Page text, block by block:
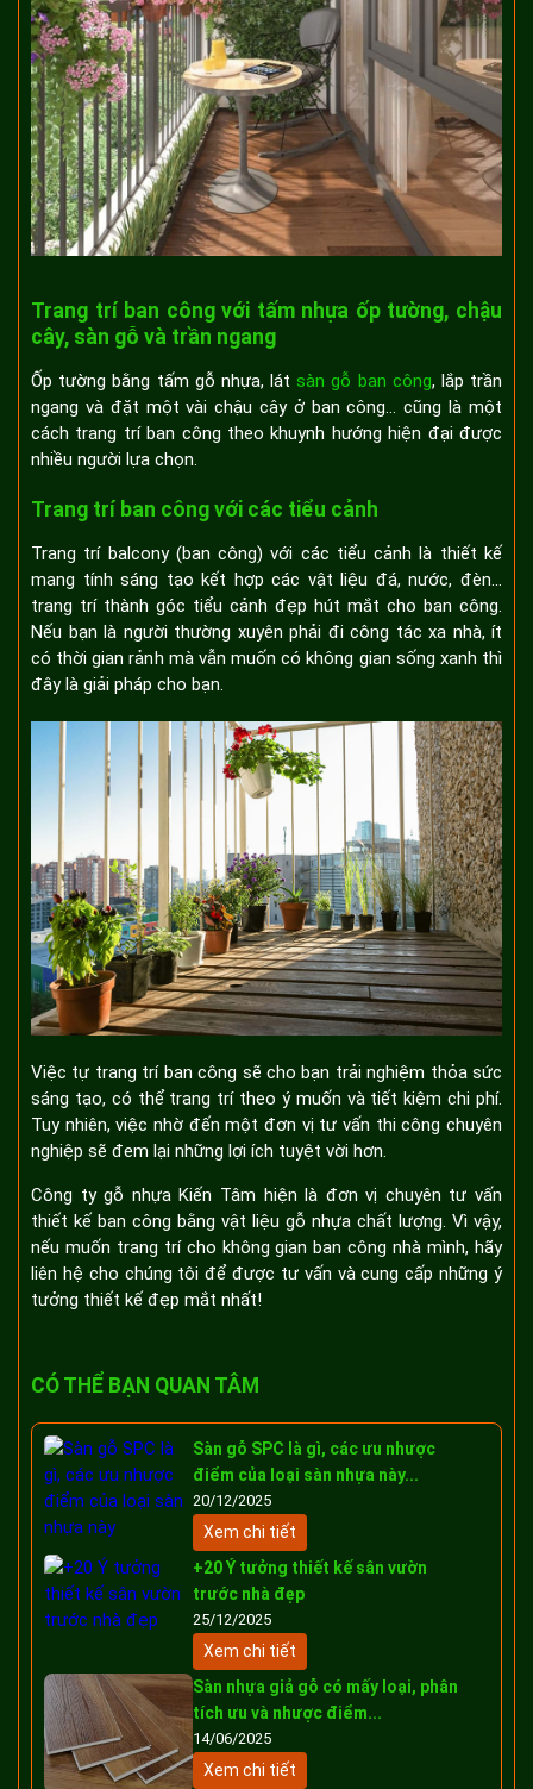
Trang trí ban công với tấm nhựa ốp tường, chậu
cây, sàn gỗ và trần ngang
Ốp tường bằng tấm gỗ nhựa, látsàn gỗ ban công, lắp trần
ngang và đặt một vài chậu cây ở ban công… cũng là một
cách trang trí ban công theo khuynh hướng hiện đại được
nhiều người lựa chọn.
Trang trí ban công với các tiểu cảnh
Trang trí balcony (ban công) với các tiểu cảnh là thiết kế
mang tính sáng tạo kết hợp các vật liệu đá, nước, đèn…
trang trí thành góc tiểu cảnh đẹp hút mắt cho ban công.
Nếu bạn là người thường xuyên phải đi công tác xa nhà, ít
có thời gian rảnh mà vẫn muốn có không gian sống xanh thì
đây là giải pháp cho bạn.
Việc tự trang trí ban công sẽ cho bạn trải nghiệm thỏa sức
sáng tạo, có thể trang trí theo ý muốn và tiết kiệm chi phí.
Tuy nhiên, việc nhờ đến một đơn vị tư vấn thi công chuyên
nghiệp sẽ đem lại những lợi ích tuyệt vời hơn.
Công ty gỗ nhựa Kiến Tâm hiện là đơn vị chuyên tư vấn
thiết kế ban công bằng vật liệu gỗ nhựa chất lượng. Vì vậy,
nếu muốn trang trí cho không gian ban công nhà mình, hãy
liên hệ cho chúng tôi để được tư vấn và cung cấp những ý
tưởng thiết kế đẹp mắt nhất!
CÓ THỂ BẠN QUAN TÂM
Sàn gỗ SPC là gì, các ưu nhược
điểm của loại sàn nhựa này...
20/12/2025
Xem chi tiết
+20 Ý tưởng thiết kế sân vườn
trước nhà đẹp
25/12/2025
Xem chi tiết
Sàn nhựa giả gỗ có mấy loại, phân
tích ưu và nhược điểm...
14/06/2025
Xem chi tiết